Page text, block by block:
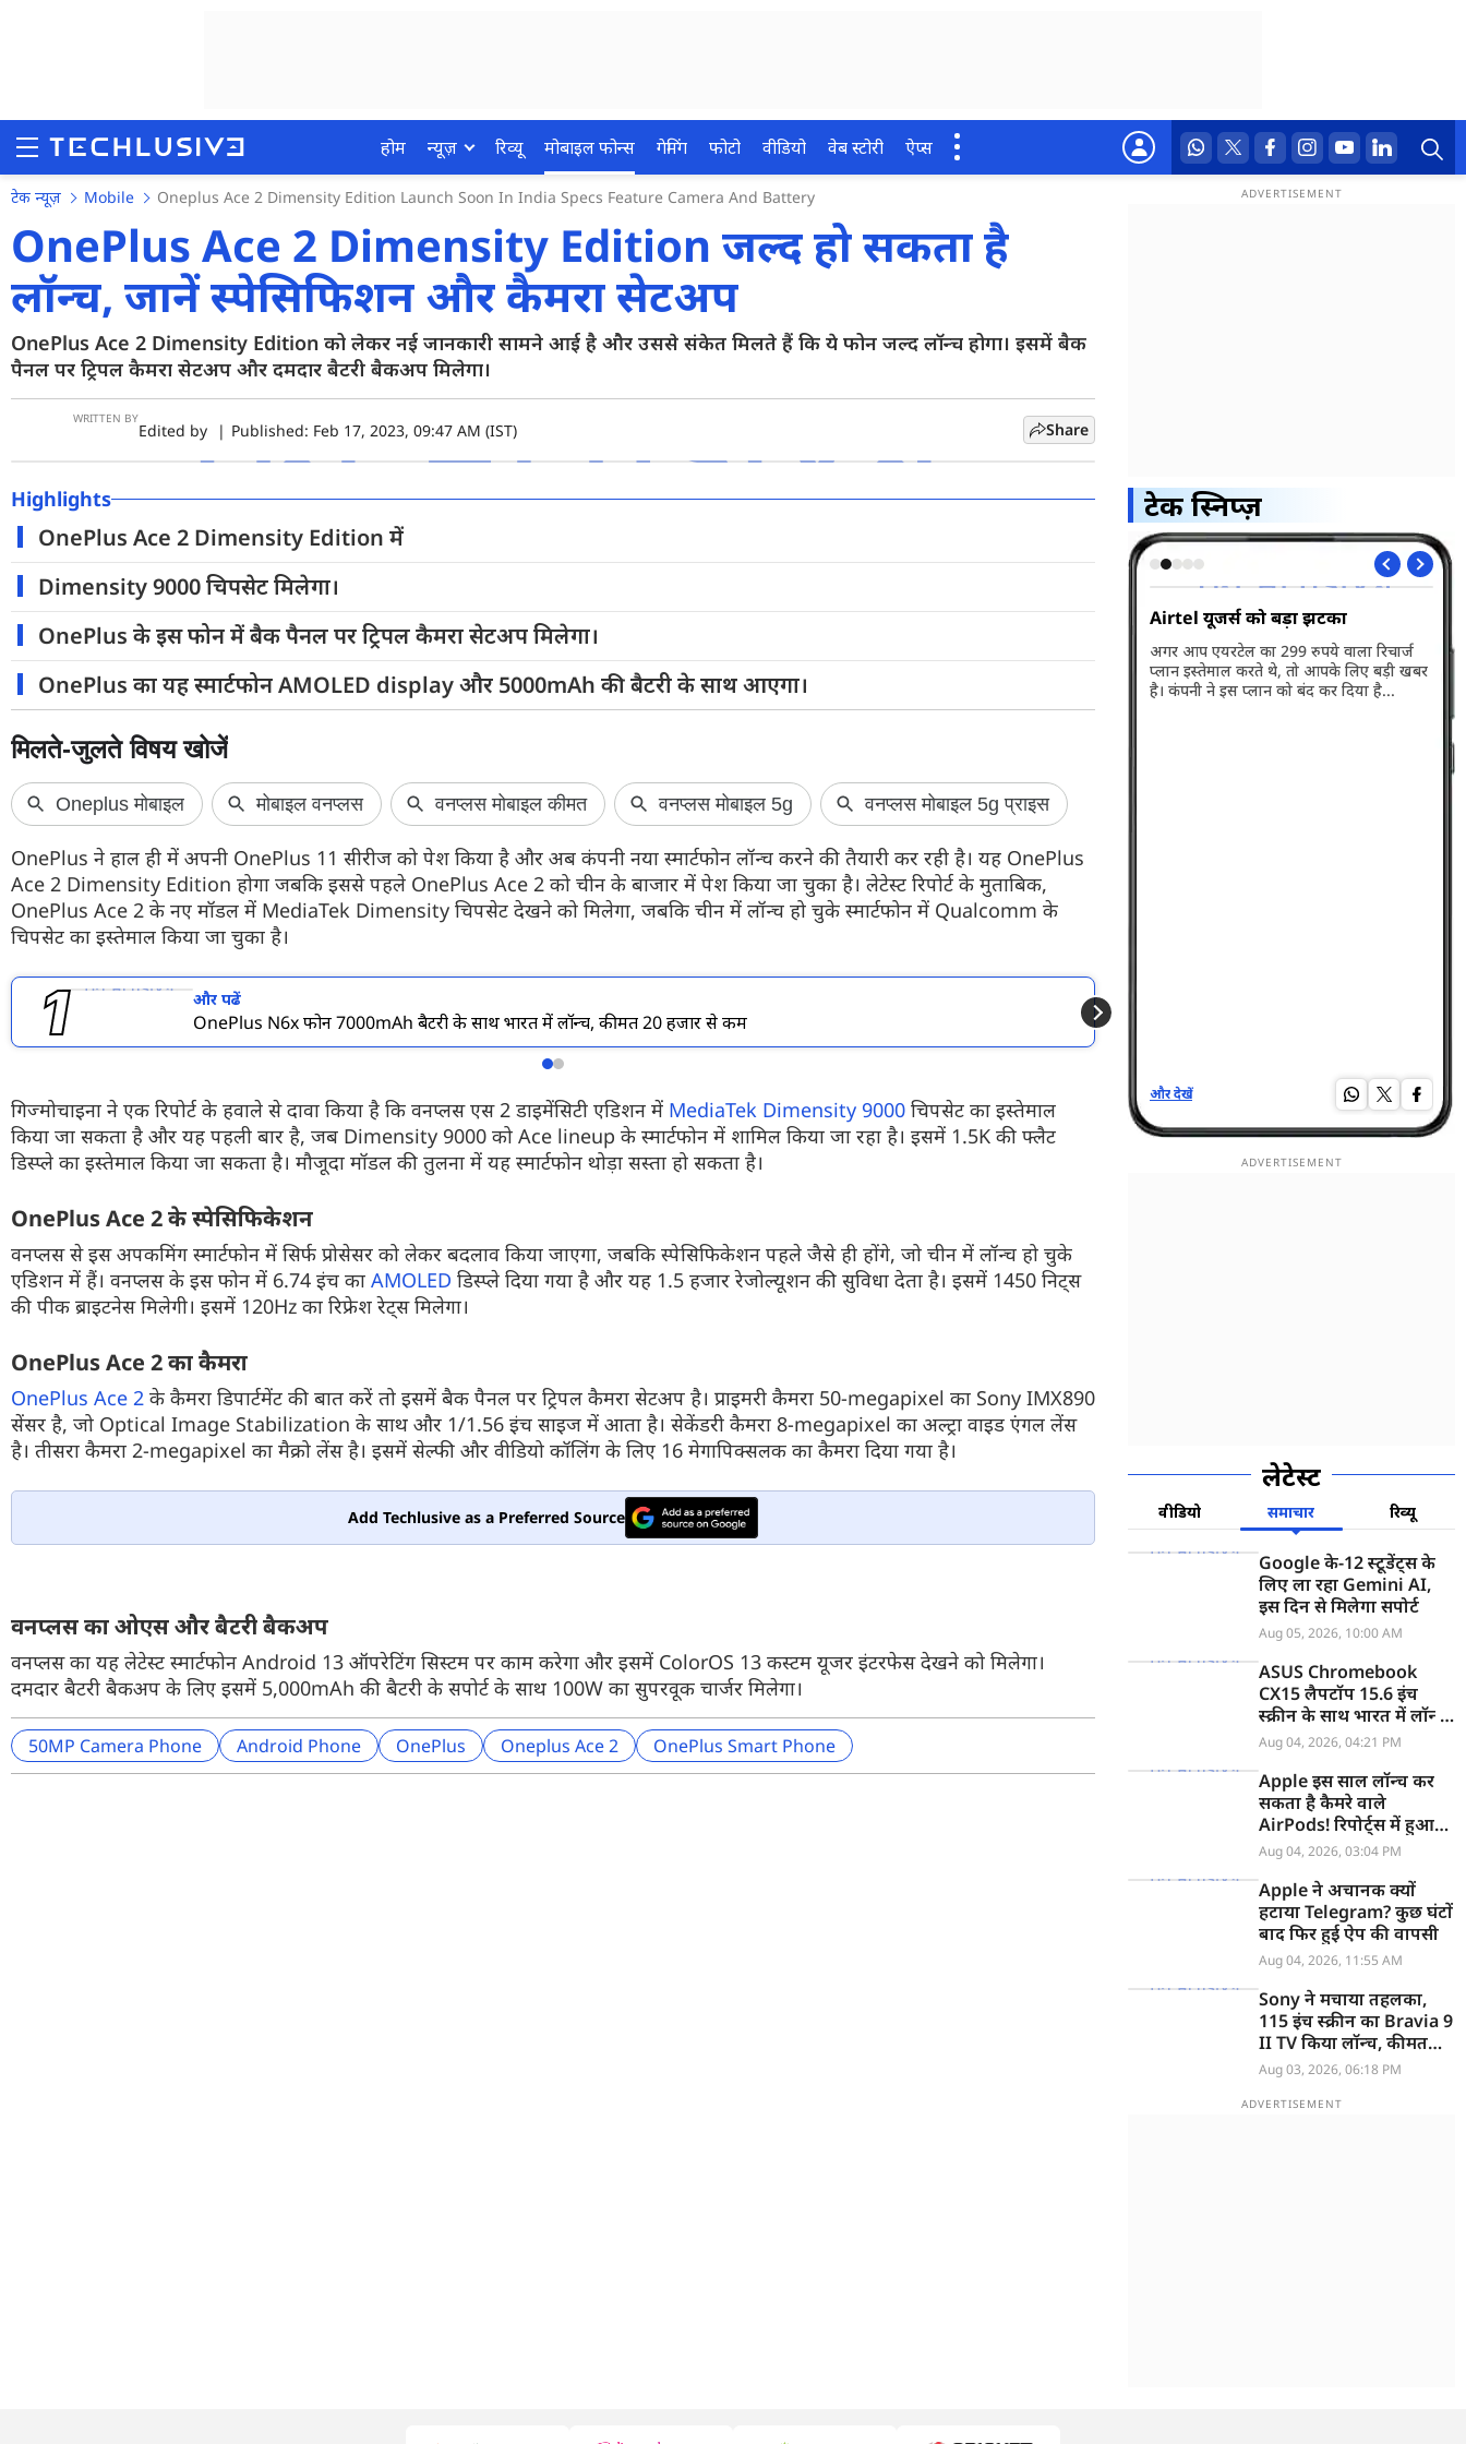
होम न्यूज़ रिव्यू मोबाइल फोन्स गेमिंग फोटो वीडियो वेब स्टोरी ऐप्स
होम
न्यूज़
रिव्यू
मोबाइल फोन्स
गेमिंग
फोटो
वीडियो
वेब स्टोरी
ऐप्स
डील्स
टेक न्यूज़ Mobile Oneplus Ace 2 Dimensity Edition Launch Soon In India Specs Feature Camera And Battery
OnePlus Ace 2 Dimensity Edition जल्द हो सकता है
लॉन्च, जानें स्पेसिफिशन और कैमरा सेटअप
OnePlus Ace 2 Dimensity Edition को लेकर नई जानकारी सामने आई है और उससे संकेत मिलते हैं कि ये फोन जल्द लॉन्च होगा। इसमें बैक
पैनल पर ट्रिपल कैमरा सेटअप और दमदार बैटरी बैकअप मिलेगा।
WRITTEN BY
Edited by | Published: Feb 17, 2023, 09:47 AM (IST) Share
Highlights
OnePlus Ace 2 Dimensity Edition में
Dimensity 9000 चिपसेट मिलेगा।
OnePlus के इस फोन में बैक पैनल पर ट्रिपल कैमरा सेटअप मिलेगा।
OnePlus का यह स्मार्टफोन AMOLED display और 5000mAh की बैटरी के साथ आएगा।
OnePlus ने हाल ही में अपनी OnePlus 11 सीरीज को पेश किया है और अब कंपनी नया स्मार्टफोन लॉन्च करने की तैयारी कर रही है। यह OnePlus
Ace 2 Dimensity Edition होगा जबकि इससे पहले OnePlus Ace 2 को चीन के बाजार में पेश किया जा चुका है। लेटेस्ट रिपोर्ट के मुताबिक,
OnePlus Ace 2 के नए मॉडल में MediaTek Dimensity चिपसेट देखने को मिलेगा, जबकि चीन में लॉन्च हो चुके स्मार्टफोन में Qualcomm के
चिपसेट का इस्तेमाल किया जा चुका है।
और पढें
OnePlus N6x फोन 7000mAh बैटरी के साथ भारत में लॉन्च, कीमत 20 हजार से कम
गिज्मोचाइना ने एक रिपोर्ट के हवाले से दावा किया है कि वनप्लस एस 2 डाइमेंसिटी एडिशन में MediaTek Dimensity 9000 चिपसेट का इस्तेमाल
किया जा सकता है और यह पहली बार है, जब Dimensity 9000 को Ace lineup के स्मार्टफोन में शामिल किया जा रहा है। इसमें 1.5K की फ्लैट
डिस्प्ले का इस्तेमाल किया जा सकता है। मौजूदा मॉडल की तुलना में यह स्मार्टफोन थोड़ा सस्ता हो सकता है।
OnePlus Ace 2 के स्पेसिफिकेशन
वनप्लस से इस अपकमिंग स्मार्टफोन में सिर्फ प्रोसेसर को लेकर बदलाव किया जाएगा, जबकि स्पेसिफिकेशन पहले जैसे ही होंगे, जो चीन में लॉन्च हो चुके
एडिशन में हैं। वनप्लस के इस फोन में 6.74 इंच का AMOLED डिस्प्ले दिया गया है और यह 1.5 हजार रेजोल्यूशन की सुविधा देता है। इसमें 1450 निट्स
की पीक ब्राइटनेस मिलेगी। इसमें 120Hz का रिफ्रेश रेट्स मिलेगा।
OnePlus Ace 2 का कैमरा
OnePlus Ace 2 के कैमरा डिपार्टमेंट की बात करें तो इसमें बैक पैनल पर ट्रिपल कैमरा सेटअप है। प्राइमरी कैमरा 50-megapixel का Sony IMX890
सेंसर है, जो Optical Image Stabilization के साथ और 1/1.56 इंच साइज में आता है। सेकेंडरी कैमरा 8-megapixel का अल्ट्रा वाइड एंगल लेंस
है। तीसरा कैमरा 2-megapixel का मैक्रो लेंस है। इसमें सेल्फी और वीडियो कॉलिंग के लिए 16 मेगापिक्सलक का कैमरा दिया गया है।
Add Techlusive as a Preferred Source
वनप्लस का ओएस और बैटरी बैकअप
वनप्लस का यह लेटेस्ट स्मार्टफोन Android 13 ऑपरेटिंग सिस्टम पर काम करेगा और इसमें ColorOS 13 कस्टम यूजर इंटरफेस देखने को मिलेगा।
दमदार बैटरी बैकअप के लिए इसमें 5,000mAh की बैटरी के सपोर्ट के साथ 100W का सुपरवूक चार्जर मिलेगा।
50MP Camera Phone Android Phone OnePlus Oneplus Ace 2 OnePlus Smart Phone
टेक स्निप्ज़
Redmi Note 17 5G भारत में हुआ
लॉन्च
Redmi Note 17 5G भारत में लॉन्च हो गया है।
इस स्मार्टफोन की सबसे बड़ी खासियत इसकी
8000mAh की बड़ी बैटरी है। जानते हैं इसकी
Airtel यूजर्स को बड़ा झटका
WhatsApp में जल्द आने वाला है बड़ा
अपडेट
व्हाट्सएप जल्द ही नए फीचर रोलआउट करने
वाला है। आपको बता दें इसके बाद ग्रुप चैट्स करना
और देखें
लेटेस्ट
वीडियो समाचार रिव्यू
Google के-12 स्टूडेंट्स के
लिए ला रहा Gemini AI,
इस दिन से मिलेगा सपोर्ट
Aug 05, 2026, 10:00 AM
ASUS Chromebook
CX15 लैपटॉप 15.6 इंच
स्क्रीन के साथ भारत में लॉन्च,
जानें कीमत
Aug 04, 2026, 04:21 PM
Apple इस साल लॉन्च कर
सकता है कैमरे वाले
AirPods! रिपोर्ट्स में हुआ
खुलासा
Aug 04, 2026, 03:04 PM
Apple ने अचानक क्यों
हटाया Telegram? कुछ घंटों
बाद फिर हुई ऐप की वापसी
Aug 04, 2026, 11:55 AM
Sony ने मचाया तहलका,
115 इंच स्क्रीन का Bravia 9
II TV किया लॉन्च, कीमत
सुनकर उड़ जाएंगे होश
Aug 03, 2026, 06:18 PM